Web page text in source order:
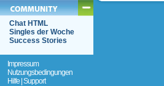
Chat HTML
Singles der Woche
Success Stories
Impressum
Nutzungsbedingungen
Hilfe | Support